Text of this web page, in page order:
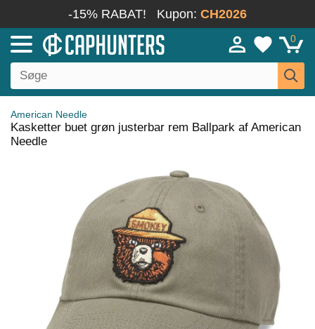
-15% RABAT! Kupon: CH2026
0
American Needle
Kasketter buet grøn justerbar rem Ballpark af American
Needle